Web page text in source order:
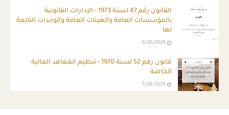
القانون رقم 47 لسنة 1973 - الإدارات القانونية
بالمؤسسات العامة والهيئات العامة والوحدات التابعة
لها
5/20/2025
قانون رقم 52 لسنة 1970 - تنظيم المعاهد العالية
الخاصة
7/26/2025